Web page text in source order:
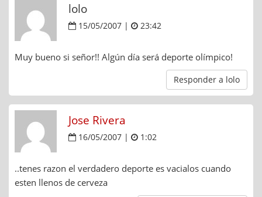
lolo
15/05/2007 | 23:42
Muy bueno si señor!! Algún día será deporte olímpico!
Responder a lolo
Jose Rivera
16/05/2007 | 1:02
..tenes razon el verdadero deporte es vacialos cuando
esten llenos de cerveza